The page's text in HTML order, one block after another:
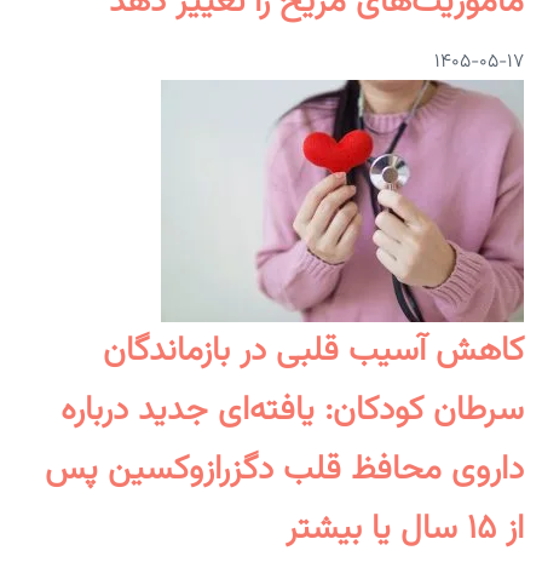
۱۴۰۵-۰۵-۱۷
کاهش آسیب قلبی در بازماندگان
سرطان کودکان: یافته‌ای جدید درباره
داروی محافظ قلب دگزرازوکسین پس
از ۱۵ سال یا بیشتر